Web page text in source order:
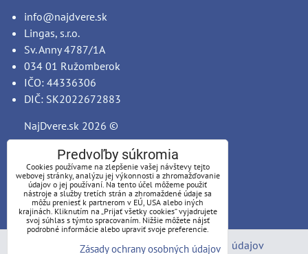
info@najdvere.sk
Lingas, s.r.o.
Sv. Anny 4787/1A
034 01 Ružomberok
IČO: 44336306
DIČ: SK2022672883
NajDvere.sk 2026 ©
Predvoľby súkromia Zásady ochrany osobných údajov
Predvoľby súkromia
Cookies používame na zlepšenie vašej návštevy tejto
webovej stránky, analýzu jej výkonnosti a zhromažďovanie
údajov o jej používaní. Na tento účel môžeme použiť
nástroje a služby tretích strán a zhromaždené údaje sa
môžu preniesť k partnerom v EÚ, USA alebo iných
krajinách. Kliknutím na „Prijať všetky cookies“ vyjadrujete
svoj súhlas s týmto spracovaním. Nižšie môžete nájsť
podrobné informácie alebo upraviť svoje preferencie.
Zásady ochrany osobných údajov